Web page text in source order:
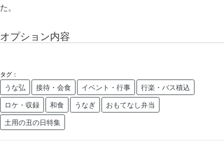
た。
オプション内容
タグ：
うな弘 接待・会食 イベント・行事 行楽・バス積込
ロケ・収録 和食 うなぎ おもてなし弁当
土用の丑の日特集